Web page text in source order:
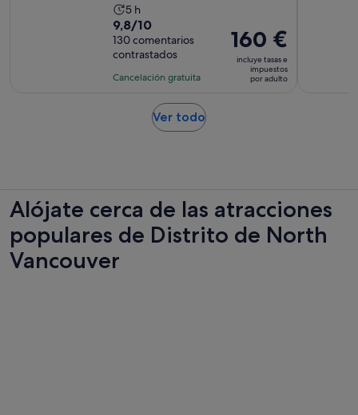
La
duración
de
la
actividad
5 horas
5 h
9.8
sobre
10
con
comentarios
9,8/10
130 comentarios
contrastados
Cancelación gratuita
El
precio
es
160 €
incluye tasas e
impuestos
por adulto
Ver todoSe
Alójate cerca de las atracciones
populares de Distrito de North
Vancouver